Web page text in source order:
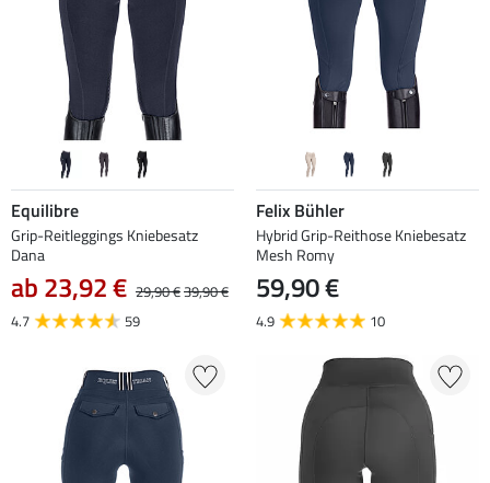
Equilibre
Grip-Reitleggings Kniebesatz
Dana
ab 23,92 € 29,90 €39,90 €
4.7
59
Felix Bühler
Hybrid Grip-Reithose Kniebesatz
Mesh Romy
59,90 €
4.9 10